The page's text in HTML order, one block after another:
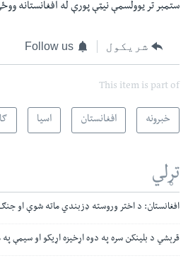
ستمبر تر یوولسمې نیټې پورې له افغانستانه
شریکول Follow us
This item is part of
خبرونه افغانستان اسیا
تړلي
افغانستان: د اختر وروسته ډزبندي ماته شوې او
قرېشي د بلينکن سره په دوه اړخيزه اړيکو او سيمې